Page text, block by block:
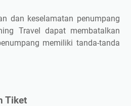
dan keselamatan penumpang
Travel dapat membatalkan
memiliki tanda-tanda
Tiket